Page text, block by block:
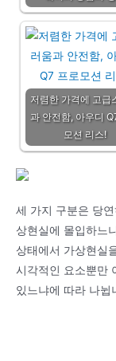
저렴한 가격에 고급
과 안전함, 아우디
모션 리스!
세 가지 구분은 당
상현실에 몰입하느
상태에서 가상현실
시각적인 요소뿐만
있느냐에 따라 나뉩